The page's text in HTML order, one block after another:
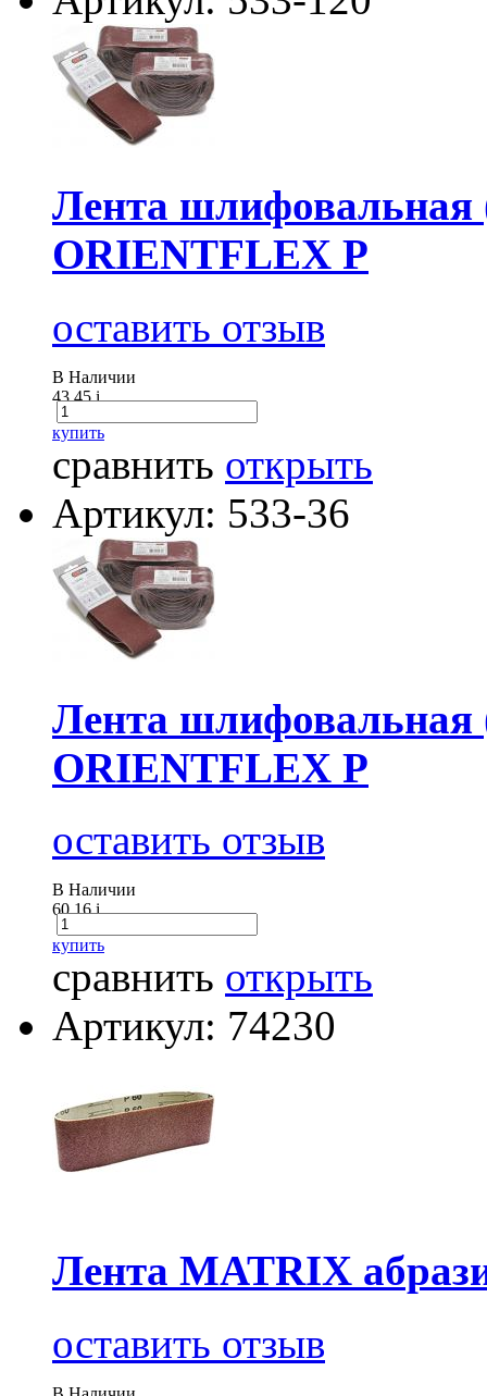
Лента шлифовальная
ORIENTFLEX P
оставить отзыв
В Наличии
43.45i
купить
сравнить открыть
Артикул: 533-36
Лента шлифовальная
ORIENTFLEX P
оставить отзыв
В Наличии
60.16i
купить
сравнить открыть
Артикул: 74230
Лента MATRIX
оставить отзыв